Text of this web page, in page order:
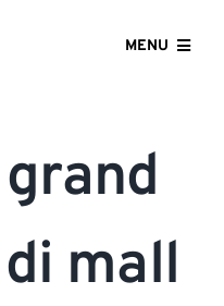
MENU
ABOUT US
OUR SERVICES
mall